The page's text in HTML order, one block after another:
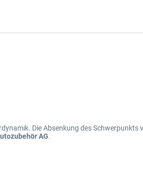
Die Absenkung des Schwerpunkts
AG.